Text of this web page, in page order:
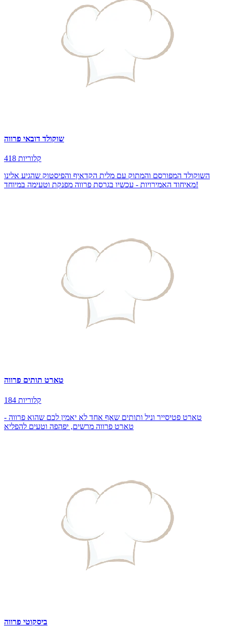
שוקולד דובאי פרווה
418 קלוריות
השוקולד המפורסם והמתוק עם מלית הקדאיף והפיסטוק שהגיע אלינו
מאיחוד האמירויות - עכשיו בגרסת פרווה מפנקת וטעימה במיוחד!
טארט תותים פרווה
184 קלוריות
טארט פטיסייר וניל ותותים שאף אחד לא יאמין לכם שהוא פרווה -
טארט פרווה מרשים, יפהפה וטעים להפליא
ביסקוטי פרווה